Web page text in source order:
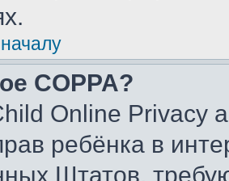
COPPA?
Online Privacy
ребёнка в
Штатов,